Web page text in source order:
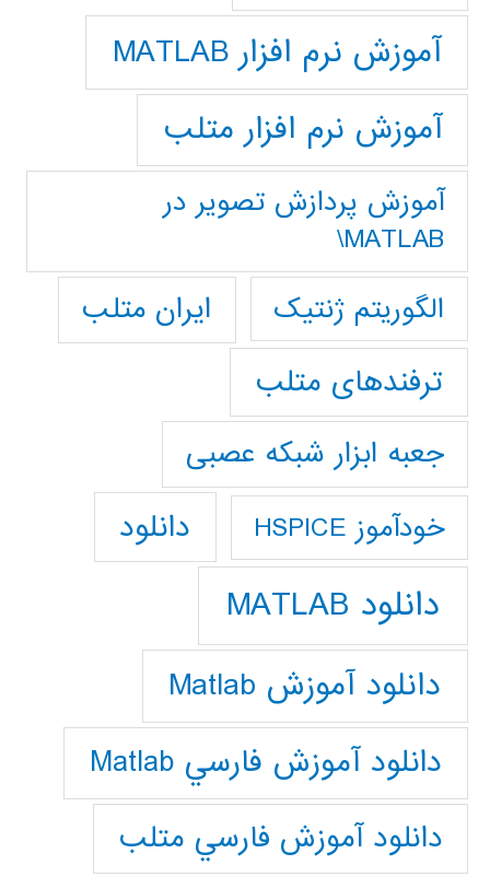
آموزش نرم افزار MATLAB
آموزش نرم افزار متلب
آموزش پردازش تصوير در
MATLAB\
الگوریتم ژنتیک
ایران متلب
ترفندهای متلب
جعبه ابزار شبکه عصبی
خودآموز HSPICE دانلود
دانلود MATLAB
دانلود آموزش Matlab
دانلود آموزش فارسي Matlab
دانلود آموزش فارسي متلب